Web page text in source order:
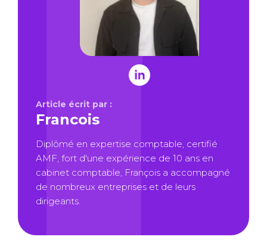
Article écrit par :
Francois
Diplômé en expertise comptable, certifié
AMF, fort d'une expérience de 10 ans en
cabinet comptable, François a accompagné
de nombreux entreprises et de leurs
dirigeants.